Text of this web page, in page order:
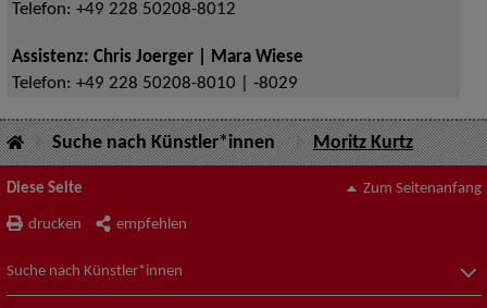
Telefon: +49 228 50208-8012
Assistenz: Chris Joerger | Mara Wiese
Telefon: +49 228 50208-8010 | -8029
Suche nach Künstler*innen Moritz Kurtz
Diese Seite
drucken empfehlen
Zum Seitenanfang
Suche nach Künstler*innen